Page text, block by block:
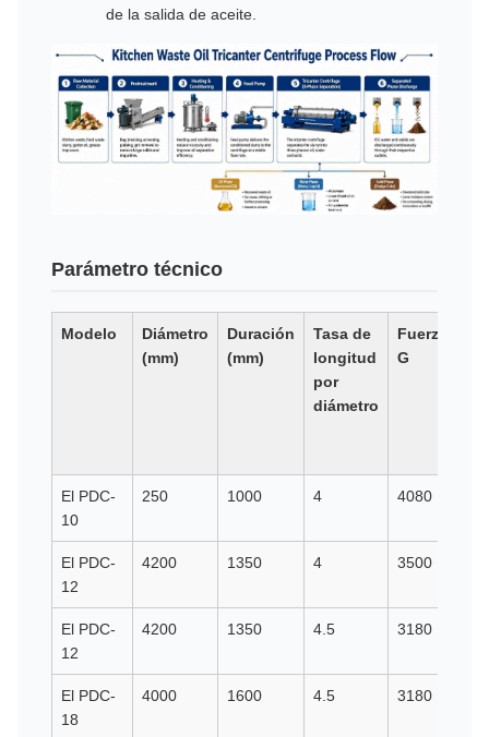
de la salida de aceite.
Parámetro técnico
Modelo
Diámetro
(mm)
Duración
(mm)
Tasa de
longitud
por
diámetro
Fuerza
G
El PDC-
10
250 1000 4 4080
El PDC-
12
4200 1350 4 3500
El PDC-
12
4200 1350 4.5 3180
El PDC-
18
4000 1600 4.5 3180